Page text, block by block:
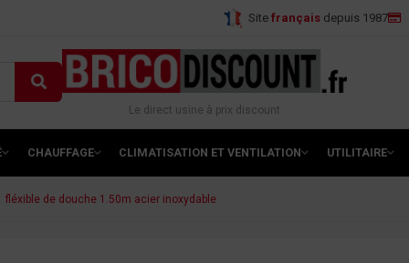
Site français depuis 1987
Le direct usine à prix discount
CHAUFFAGE CLIMATISATION ET VENTILATION UTILITAIRE
fléxible de douche 1.50m acier inoxydable